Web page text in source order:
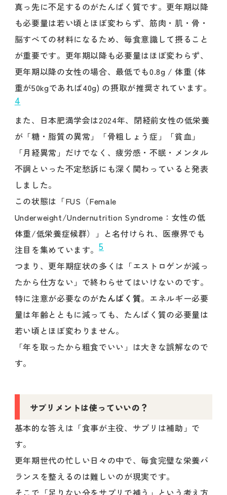
真っ先に不足するのがたんぱく質です。更年期以降
も必要量は若い頃とほぼ変わらず、筋肉・肌・骨・
脳すべての材料になるため、毎食意識して摂ること
が重要です。更年期以降も必要量はほぼ変わらず、
更年期以降の女性の場合、最低でも0.8g / 体重 (体
重が50kgであれば40g) の摂取が推奨されています。
4
また、日本肥満学会は2024年、閉経前女性の低栄養
が「糖・脂質の異常」「骨粗しょう症」「貧血」
「月経異常」だけでなく、疲労感・不眠・メンタル
不調といった不定愁訴にも深く関わっていると発表
しました。
この状態は「FUS（Female
Underweight/Undernutrition Syndrome：女性の低
体重/低栄養症候群）」と名付けられ、医療界でも
注目を集めています。5
つまり、更年期症状の多くは「エストロゲンが減っ
たから仕方ない」で終わらせてはいけないのです。
特に注意が必要なのがたんぱく質。エネルギー必要
量は年齢とともに減っても、たんぱく質の必要量は
若い頃とほぼ変わりません。
「年を取ったから粗食でいい」は大きな誤解なので
す。
サプリメントは使っていいの？
基本的な答えは「食事が主役、サプリは補助」で
す。
更年期世代の忙しい日々の中で、毎食完璧な栄養バ
ランスを整えるのは難しいのが現実です。